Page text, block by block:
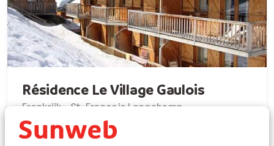
Résidence Le Village Gaulois
Frankrijk - St. François Longchamp
Direct aan de piste